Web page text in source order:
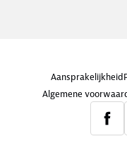
Aansprakelijkheid
Algemene